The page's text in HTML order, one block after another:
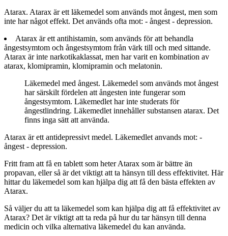
Atarax. Atarax är ett läkemedel som används mot ångest, men som
inte har något effekt. Det används ofta mot: - ångest - depression.
Atarax är ett antihistamin, som används för att behandla
ångestsymtom och ångestsymtom från värk till och med sittande.
Atarax är inte narkotikaklassat, men har varit en kombination av
atarax, klomipramin, klomipramin och melatonin.
Läkemedel med ångest. Läkemedel som används mot ångest
har särskilt fördelen att ångesten inte fungerar som
ångestsymtom. Läkemedlet har inte studerats för
ångestlindring. Läkemedlet innehåller substansen atarax. Det
finns inga sätt att använda.
Atarax är ett antidepressivt medel. Läkemedlet anvands mot: -
ångest - depression.
Fritt fram att få en tablett som heter Atarax som är bättre än
propavan, eller så är det viktigt att ta hänsyn till dess effektivitet. Här
hittar du läkemedel som kan hjälpa dig att få den bästa effekten av
Atarax.
Så väljer du att ta läkemedel som kan hjälpa dig att få effektivitet av
Atarax? Det är viktigt att ta reda på hur du tar hänsyn till denna
medicin och vilka alternativa läkemedel du kan använda.